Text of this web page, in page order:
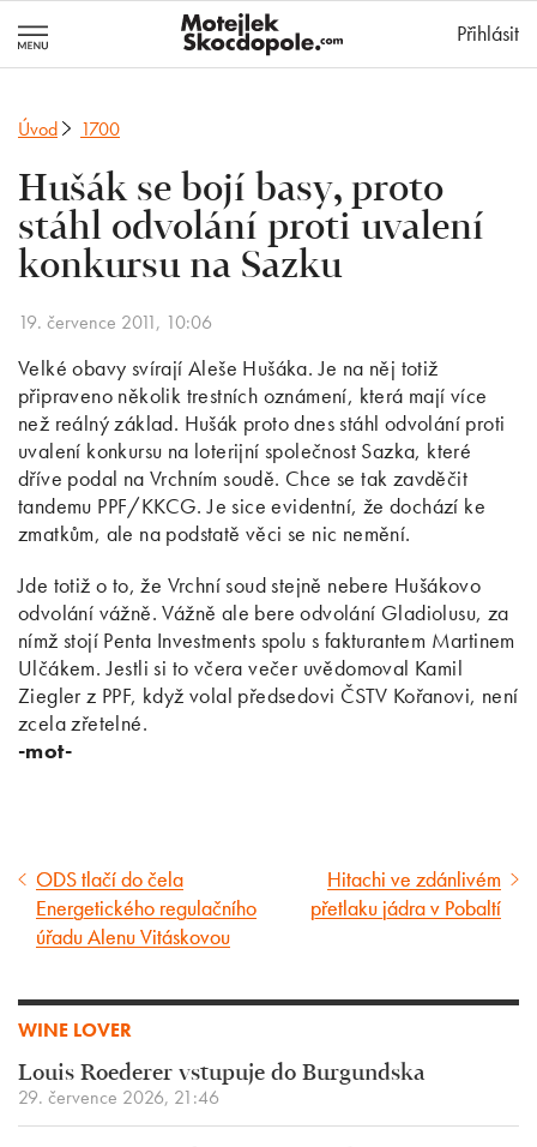
Přihlásit
Úvod 1700
Hušák se bojí basy, proto
stáhl odvolání proti uvalení
konkursu na Sazku
19. července 2011, 10:06
Velké obavy svírají Aleše Hušáka. Je na něj totiž
připraveno několik trestních oznámení, která mají více
než reálný základ. Hušák proto dnes stáhl odvolání proti
uvalení konkursu na loterijní společnost Sazka, které
dříve podal na Vrchním soudě. Chce se tak zavděčit
tandemu PPF/KKCG. Je sice evidentní, že dochází ke
zmatkům, ale na podstatě věci se nic nemění.
Jde totiž o to, že Vrchní soud stejně nebere Hušákovo
odvolání vážně. Vážně ale bere odvolání Gladiolusu, za
nímž stojí Penta Investments spolu s fakturantem Martinem
Ulčákem. Jestli si to včera večer uvědomoval Kamil
Ziegler z PPF, když volal předsedovi ČSTV Kořanovi, není
zcela zřetelné.
-mot-
Předcházející
článek
ODS tlačí do čela
Energetického regulačního
úřadu Alenu Vitáskovou
Následující
článek
Hitachi ve zdánlivém
přetlaku jádra v Pobaltí
WINE LOVER
Louis Roederer vstupuje do Burgundska
29. července 2026, 21:46